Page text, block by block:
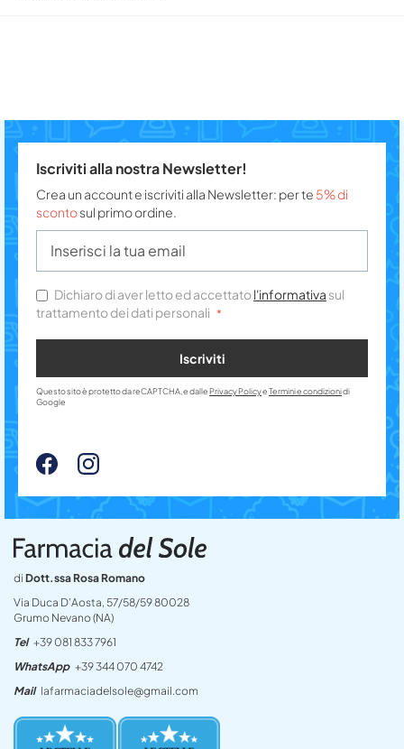
di Dott.ssa Rosa Romano
Via Duca D’Aosta, 57/58/59 80028
Grumo Nevano (NA)
Tel +39 081 833 7961
WhatsApp +39 344 070 4742
Mail lafarmaciadelsole@gmail.com
Iscriviti alla nostra Newsletter!
Crea un account e iscriviti alla Newsletter: per te 5% di
scontosul primo ordine.
Dichiaro di aver letto ed accettatol'informativa sul
trattamento dei dati personali
Iscriviti
Questo sito è protetto da reCAPTCHA, e dalle Privacy PolicyeTermini e condizionidi
Google